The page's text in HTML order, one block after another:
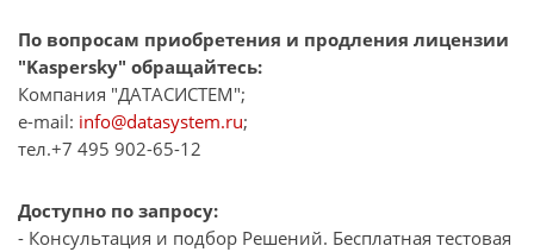
По вопросам приобретения и продления лицензии
"Kaspersky" обращайтесь:
Компания "ДАТАСИСТЕМ";
e-mail: info@datasystem.ru;
тел.+7 495 902-65-12
Доступно по запросу:
- Консультация и подбор Решений. Бесплатная тестовая